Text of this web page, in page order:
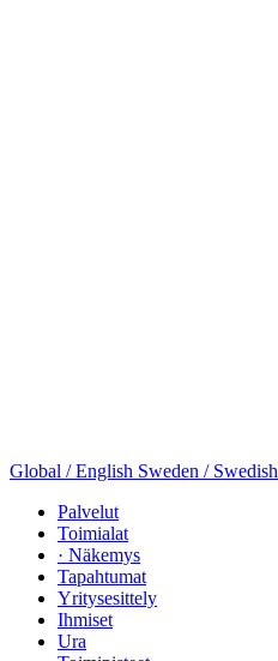
Global / English Sweden / Swedish
Palvelut
Toimialat
· Näkemys
Tapahtumat
Yritysesittely
Ihmiset
Ura